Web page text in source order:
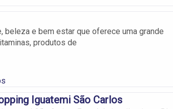
beleza e bem estar que oferece uma grande
produtos de
Iguatemi São Carlos